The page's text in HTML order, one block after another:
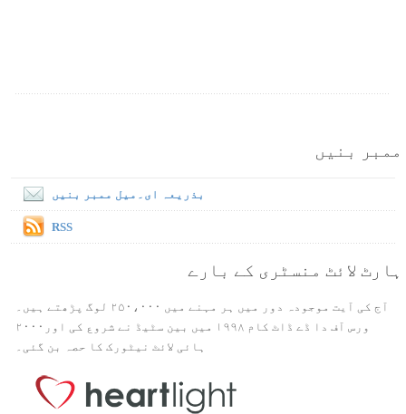
ممبر بنیں
بذریعہ ای۔میل ممبر بنیں
RSS
ہارٹ لائٹ منسٹری کے بارے
آج کی آیت موجودہ دور میں ہر مہنے میں ۲۵۰،۰۰۰ لوگ پڑھتے ہیں۔
ورس آف دا ڈے ڈاٹ کام ۱۹۹۸ میں بین سٹیڈ نے شروع کی اور۲۰۰۰
ہائی لائٹ نیٹورک کا حصہ بن گئی۔